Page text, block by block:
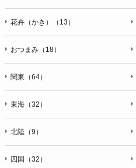
花卉（かき）（13）
おつまみ（18）
関東（64）
東海（32）
北陸（9）
四国（32）